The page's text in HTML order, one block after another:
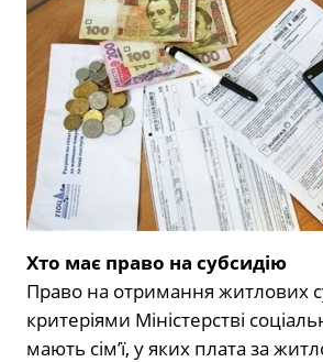
Хто має право на субсидію
Право на отримання житлових
критеріями Міністерстві
мають сім’ї, у яких плата за